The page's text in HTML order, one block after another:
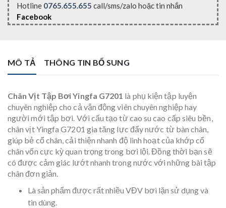
Hotline 0765.655.655 call/sms/zalo hoặc tin nhắn
Facebook
MÔ TẢ THÔNG TIN BỔ SUNG
Chân Vịt Tập Bơi Yingfa G7201 là phụ kiện tập luyện
chuyên nghiệp cho cả vận động viên chuyên nghiệp hay
người mới tập bơi. Với cấu tạo từ cao su cao cấp siêu bền,
chân vịt Yingfa G7201 gia tăng lực đẩy nước từ bàn chân,
giúp bẻ cổ chân, cải thiện nhanh độ linh hoạt của khớp cổ
chân vốn cực kỳ quan trọng trong bơi lội. Đồng thời bạn sẽ
có được cảm giác lướt nhanh trong nước với những bài tập
chân đơn giản.
Là sản phẩm được rất nhiều VĐV bơi lặn sử dụng và
tin dùng.